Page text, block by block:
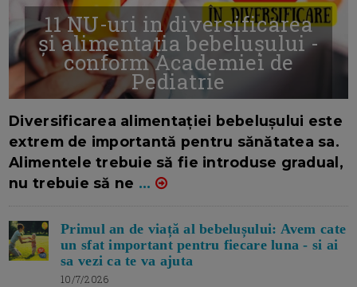
11 NU-uri in diversificarea
și alimentația bebelușului -
conform Academiei de
Pediatrie
Diversificarea alimentației bebelușului este
extrem de importantă pentru sănătatea sa.
Alimentele trebuie să fie introduse gradual,
nu trebuie să ne ...
Primul an de viață al bebelușului: Avem cate
un sfat important pentru fiecare luna - si ai
sa vezi ca te va ajuta
10/7/2026